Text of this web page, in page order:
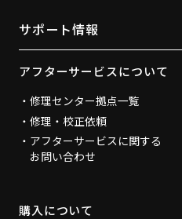
サポート情報
アフターサービスについて
修理センター拠点一覧
修理・校正依頼
アフターサービスに関する
お問い合わせ
購入について